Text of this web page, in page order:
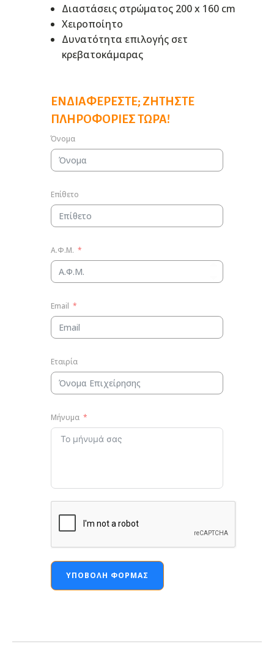
Διαστάσεις στρώματος 200 x 160 cm
Χειροποίητο
Δυνατότητα επιλογής σετ
κρεβατοκάμαρας
ΕΝΔΙΑΦΈΡΕΣΤΕ; ΖΗΤΉΣΤΕ
ΠΛΗΡΟΦΟΡΊΕΣ ΤΏΡΑ!
Όνομα
Επίθετο
Α.Φ.Μ.
Email
Εταιρία
Μήνυμα
ΥΠΟΒΟΛΉ ΦΌΡΜΑΣ